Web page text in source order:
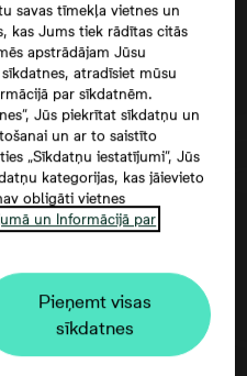
puses datu
savas tīmekļa vietnes un
kas Jums tiek rādītas citās
apstrādājam Jūsu
atradīsiet mūsu
par sīkdatnēm.
Jūs piekrītat sīkdatņu un
un ar to saistīto
„Sīkdatņu iestatījumi”, Jūs
kategorijas, kas jāievieto
obligāti vietnes
un Informācijā par
Pieņemt visas
sīkdatnes